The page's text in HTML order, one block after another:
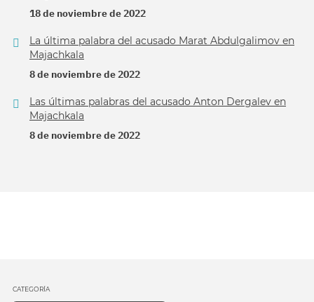
18 de noviembre de 2022
La última palabra del acusado Marat Abdulgalimov en
Majachkala
8 de noviembre de 2022
Las últimas palabras del acusado Anton Dergalev en
Majachkala
8 de noviembre de 2022
CATEGORÍA